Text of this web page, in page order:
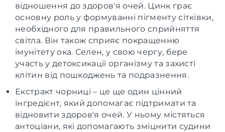
відношення до здоров'я очей. Цинк грає
основну роль у формуванні пігменту сітківки,
необхідного для правильного сприйняття
світла. Він також сприяє покращенню
імунітету ока. Селен, у свою чергу, бере
участь у детоксикації організму та захисті
клітин від пошкоджень та подразнення.
Екстракт чорниці – це ще один цінний
інгредієнт, який допомагає підтримати та
відновити здоров'я очей. У ньому містяться
антоціани, які допомагають зміцнити судини